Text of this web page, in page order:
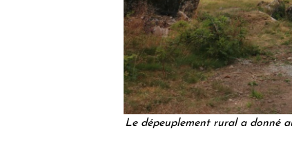
Le dépeuplement rural a donné